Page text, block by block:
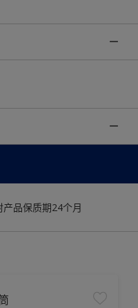
品保质期24个月